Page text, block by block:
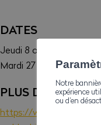
DATES
Jeudi 8 octobre 2026
Mardi 27 octobre 2026
PLUS D'INFOS
https://www.ave-
Notre
expérience
ou d’en